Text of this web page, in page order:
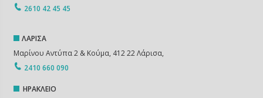
2610 42 45 45
ΛΑΡΙΣΑ
Μαρίνου Αντύπα 2 & Κούμα, 412 22 Λάρισα,
2410 660 090
ΗΡΑΚΛΕΙΟ